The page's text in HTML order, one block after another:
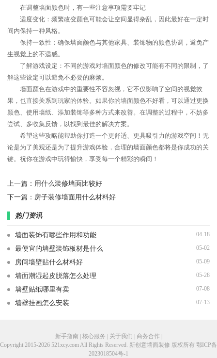
在调整墙面颜色时，有一些注意事项需要牢记
适度变化：频繁改变颜色可能会让空间显得杂乱，因此最好在一定时
间内保持一种风格。
保持一致性：确保墙面颜色与其他家具、装饰物的颜色协调，避免产
生视觉上的不适感。
了解游戏设定：不同的游戏对墙面颜色的修改可能有不同的限制，了
解这些设定可以避免不必要的麻烦。
墙面颜色在游戏中的重要性不容忽视，它不仅影响了空间的视觉效
果，也直接关系到玩家的体验。如果你的墙面颜色不好看，可以通过更换
颜色、使用墙纸、添加装饰等多种方式来改善。在调整的过程中，不妨多
尝试、多收集反馈，以找到最佳的解决方案。
希望这些攻略能帮助你打造一个更舒适、更具吸引力的游戏空间！无
论是为了美观还是为了提升游戏体验，合理的墙面颜色都将是你成功的关
键。祝你在游戏中玩得愉快，享受每一个精彩的瞬间！
上一篇： 用什么装修墙面比较好
下一篇： 房子装修墙面用什么材料好
热门资讯
墙面装饰有哪些作用和功能 04-18
最便宜的墙壁装饰板材是什么 05-02
房间墙壁贴什么材料好 05-09
墙面潮湿起皮脱落怎么处理 05-28
墙壁贴纸哪里有卖 07-08
墙壁挂画怎么安装 07-13
新手指南 | 核心服务 | 关于我们 | 商务合作 |
Copyright 2015-2026 521xcy.com All Rights Reserved. 新创意墙面装修 版权所有 鄂ICP备
2023018504号-1